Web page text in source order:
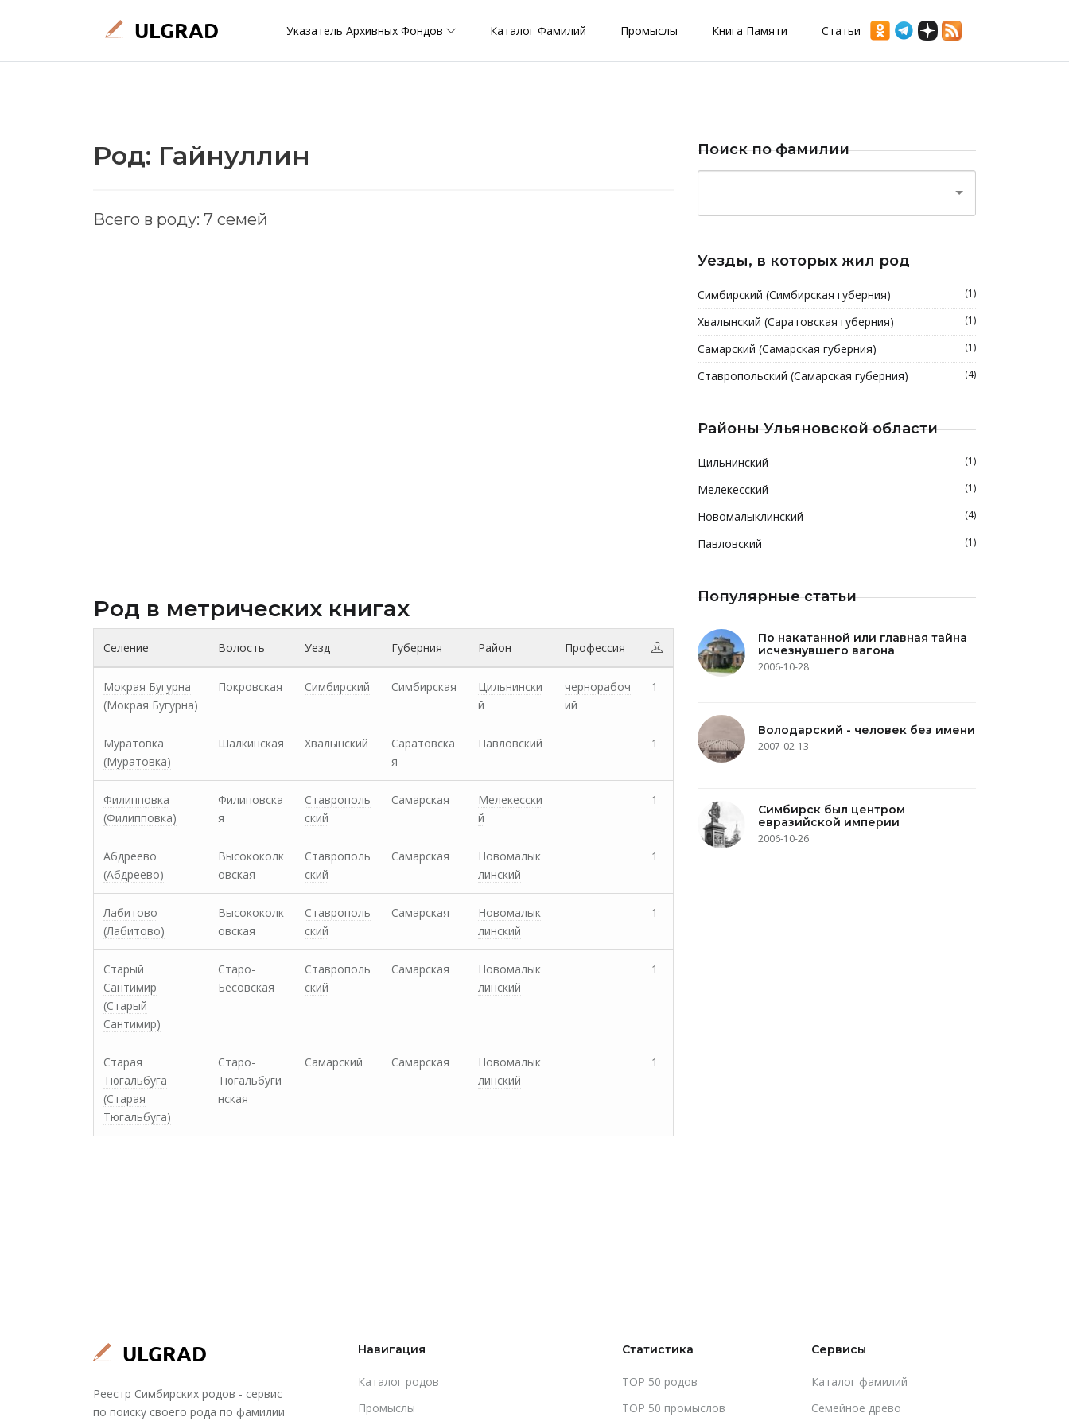
Указатель Архивных Фондов Каталог Фамилий Промыслы Книга Памяти Статьи
Род: Гайнуллин
Всего в роду: 7 семей
Род в метрических книгах
Селение Волость Уезд Губерния Район Профессия
Мокрая Бугурна
(Мокрая Бугурна)
Покровская Симбирский Симбирская
Цильнински
й
чернорабоч
ий
1
Муратовка
(Муратовка)
Шалкинская Хвалынский
Саратовска
я
Павловский 1
Филипповка
(Филипповка)
Филиповска
я
Ставрополь
ский
Самарская
Мелекесски
й
1
Абдреево
(Абдреево)
Высококолк
овская
Ставрополь
ский
Самарская
Новомалык
линский
1
Лабитово
(Лабитово)
Высококолк
овская
Ставрополь
ский
Самарская
Новомалык
линский
1
Старый
Сантимир
(Старый
Сантимир)
Старо-
Бесовская
Ставрополь
ский
Самарская
Новомалык
линский
1
Старая
Тюгальбуга
(Старая
Тюгальбуга)
Старо-
Тюгальбуги
нская
Самарский Самарская
Новомалык
линский
1
Поиск по фамилии
Уезды, в которых жил род
Симбирский (Симбирская губерния) (1)
Хвалынский (Саратовская губерния) (1)
Самарский (Самарская губерния) (1)
Ставропольский (Самарская губерния) (4)
Районы Ульяновской области
Цильнинский (1)
Мелекесский (1)
Новомалыклинский (4)
Павловский (1)
Популярные статьи
По накатанной или главная тайна
исчезнувшего вагона
2006-10-28
Володарский - человек без имени
2007-02-13
Симбирск был центром
евразийской империи
2006-10-26
Реестр Симбирских родов - сервис
по поиску своего рода по фамилии
Навигация
Каталог родов
Промыслы
Статистика
TOP 50 родов
TOP 50 промыслов
Сервисы
Каталог фамилий
Cемейное древо